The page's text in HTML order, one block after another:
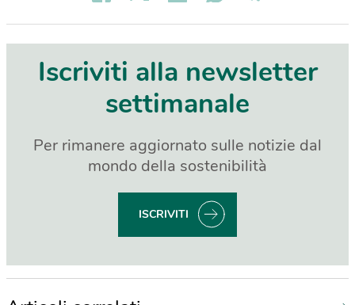
Iscriviti alla newsletter
settimanale
Per rimanere aggiornato sulle notizie dal
mondo della sostenibilità
ISCRIVITI